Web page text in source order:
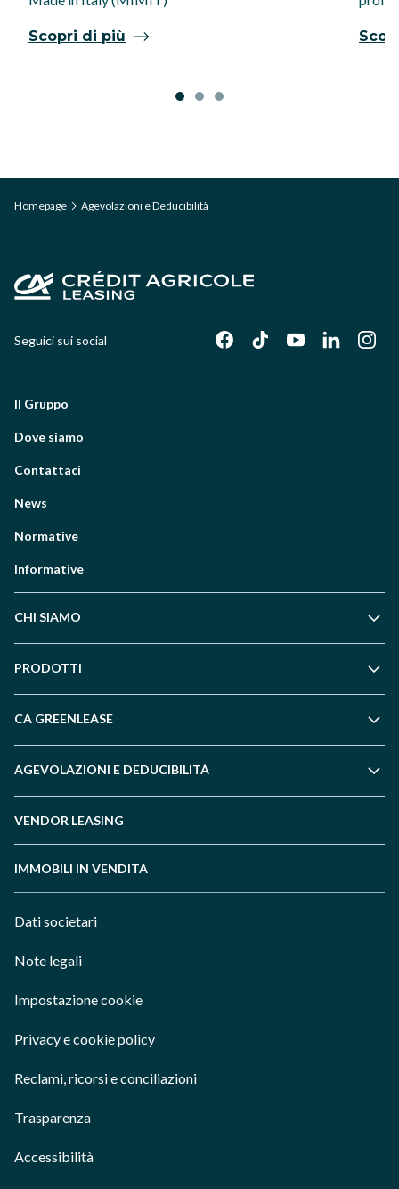
Scopri di più
Homepage Agevolazioni e Deducibilità
Seguici sui social
Il Gruppo
Dove siamo
Contattaci
News
Normative
Informative
CHI SIAMO
PRODOTTI
CA GREENLEASE
AGEVOLAZIONI E DEDUCIBILITÀ
VENDOR LEASING
IMMOBILI IN VENDITA
Dati societari
Note legali
Impostazione cookie
Privacy e cookie policy
Reclami, ricorsi e conciliazioni
Trasparenza
Accessibilità